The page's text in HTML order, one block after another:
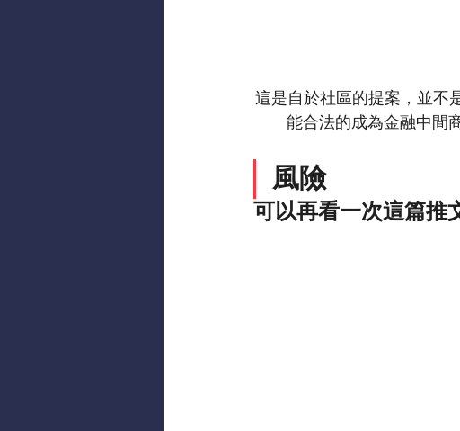
這是自於社區的提案，並不
能合法的成為金融中間
風險
可以再看一次這篇推